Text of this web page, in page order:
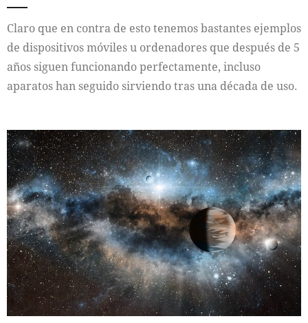
Claro que en contra de esto tenemos bastantes ejemplos
de dispositivos móviles u ordenadores que después de 5
años siguen funcionando perfectamente, incluso
aparatos han seguido sirviendo tras una década de uso.